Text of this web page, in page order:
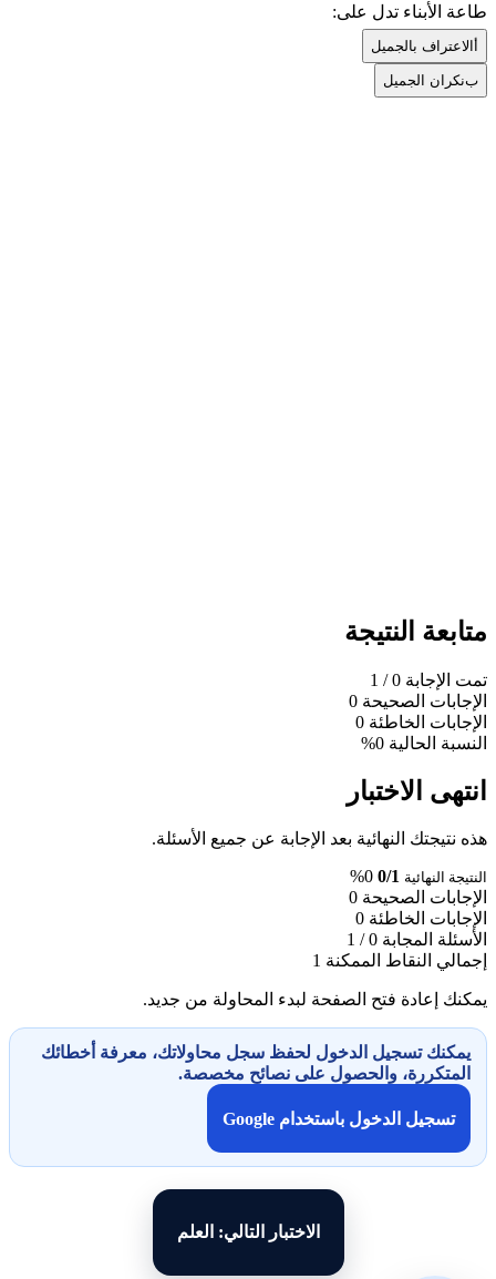
طاعة الأبناء تدل على:
الاعتراف بالجميل
بنكران الجميل
متابعة النتيجة
تمت الإجابة 0
/ 1
الإجابات الصحيحة 0
الإجابات الخاطئة 0
النسبة الحالية 0%
انتهى الاختبار
هذه نتيجتك النهائية بعد الإجابة عن جميع الأسئلة.
النتيجة النهائية 0/1
0%
الإجابات الصحيحة 0
الإجابات الخاطئة 0
الأسئلة المجابة 0 / 1
إجمالي النقاط الممكنة 1
يمكنك إعادة فتح الصفحة لبدء المحاولة من جديد.
يمكنك تسجيل الدخول لحفظ سجل محاولاتك، معرفة أخطائك
المتكررة، والحصول على نصائح مخصصة.
تسجيل الدخول باستخدام Google
الاختبار التالي: العلم